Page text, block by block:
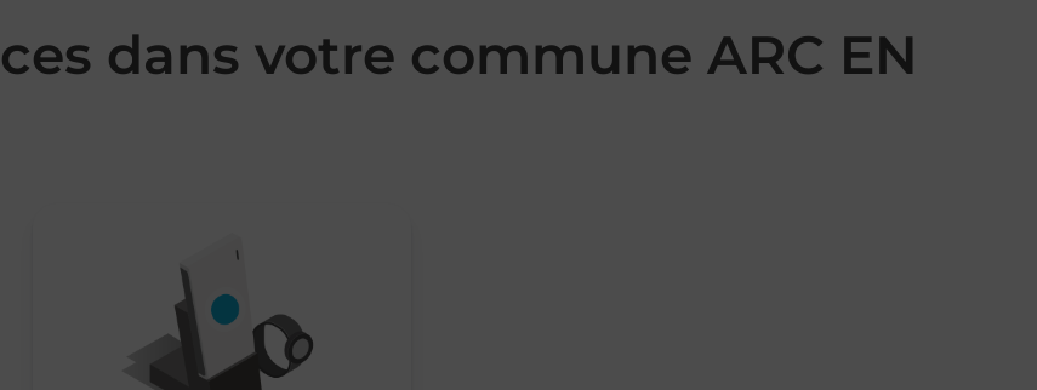
dans votre commune ARC EN